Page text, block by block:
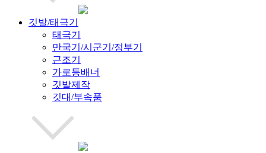
깃발/태극기
태극기
만국기/시군기/정부기
근조기
가로등배너
깃발제작
깃대/부속품